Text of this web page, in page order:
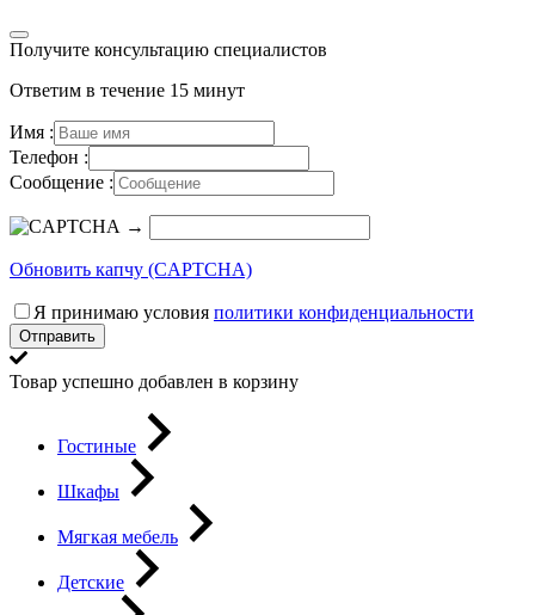
Получите консультацию специалистов
Ответим в течение 15 минут
Имя :
Телефон :
Сообщение :
→
Обновить капчу (CAPTCHA)
Я принимаю условия политики конфиденциальности
Отправить
Товар успешно добавлен в корзину
Гостиные
Шкафы
Мягкая мебель
Детские